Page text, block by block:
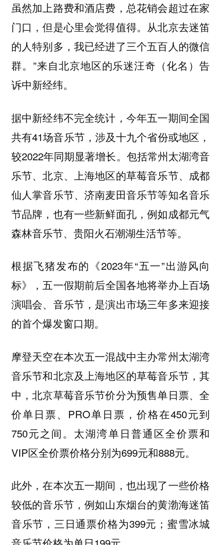
虽然加上路费和酒店费，总花销会超过在家
门口，但是心里会觉得值得。 从北京去迷笛
的人特别多，我已经进了三个五百人的微信
群。”来自北京地区的乐迷汪奇（化名）告
诉中新经纬。
据中新经纬不完全统计，今年五一期间全国
共有41场音乐节，涉及十九个省份或地区，
较2022年同期显著增长。包括常州太湖湾音
乐节、北京、上海地区的草莓音乐节、成都
仙人掌音乐节、济南麦田音乐节等知名音乐
节品牌，也有一些新鲜面孔，例如成都元气
森林音乐节、贵阳火石潮湖生活节等。
根据飞猪发布的《2023年“五一”出游风向
标》，五一假期前后全国各地将举办上百场
演唱会、音乐节，是演出市场三年多来迎接
的首个爆发窗口期。
摩登天空在本次五一混战中主办常州太湖湾
音乐节和北京及上海地区的草莓音乐节，其
中，北京草莓音乐节价分为预售单日票、全
价单日票、PRO单日票，价格在450元到
750元之间。太湖湾单日普通区全价票和
VIP区全价票价格分别为699元和888元。
此外，在本次五一期间，也出现了一些价格
较低的音乐节，例如山东烟台的黄渤海迷笛
音乐节，三日通票价格为399元；蜜雪冰城